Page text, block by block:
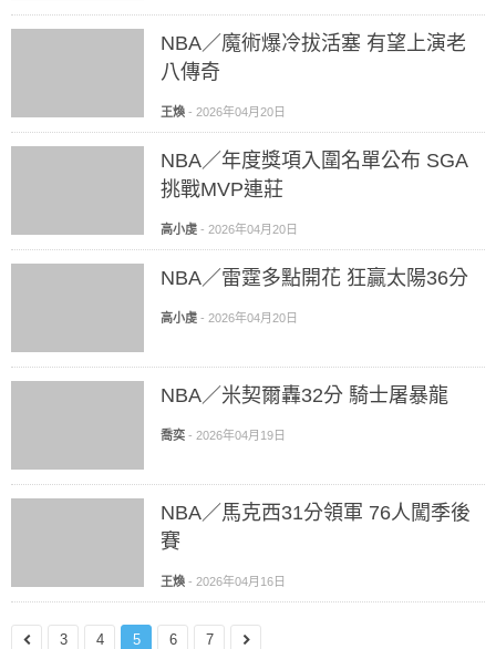
NBA／魔術爆冷拔活塞 有望上演老
八傳奇
王煥 - 2026年04月20日
NBA／年度獎項入圍名單公布 SGA
挑戰MVP連莊
高小虔 - 2026年04月20日
NBA／雷霆多點開花 狂贏太陽36分
高小虔 - 2026年04月20日
NBA／米契爾轟32分 騎士屠暴龍
喬奕 - 2026年04月19日
NBA／馬克西31分領軍 76人闖季後
賽
王煥 - 2026年04月16日
3 4 5 6 7